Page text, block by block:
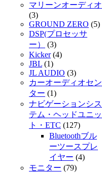
マリーンオーディオ
(3)
GROUND ZERO (5)
DSP(プロセッサ
ー）
(3)
Kicker(4)
JBL (1)
JL AUDIO (3)
カーオーディオセン
ター (1)
ナビゲーションシス
テム・ヘッドユニッ
ト・ETC (127)
Bluetoothブル
ーツースプレ
イヤー (4)
モニター (79)